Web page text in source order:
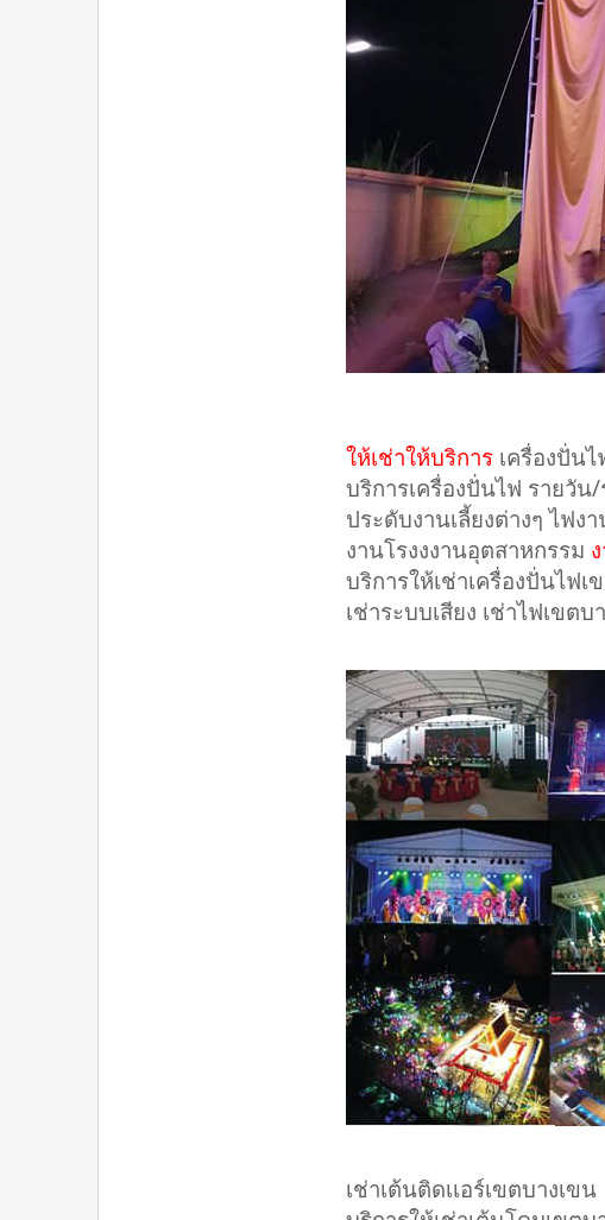
ให้เช่าให้บริการ เครื่องปั่น
บริการเครื่องปั่นไฟ รายวั
ประดับงานเลี้ยงต่างๆ ไฟง
งานโรงงงานอุตสาหกรรม
บริการให้เช่าเครื่องปั่นไฟเ
เช่าระบบเสียง เช่าไฟเขตบ
เช่าเต้นติดเเอร์เขตบางเขน